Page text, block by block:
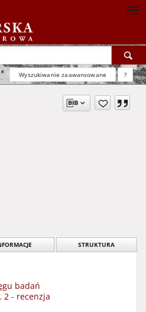
Wyszukiwanie zaawansowane ?
STRUKTURA
badań
2 - recenzja